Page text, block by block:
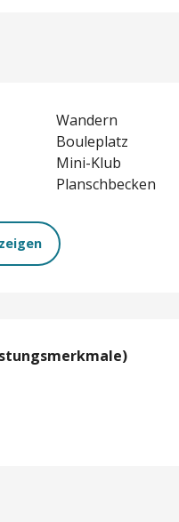
Wandern
Bouleplatz
Mini-Klub
Planschbecken